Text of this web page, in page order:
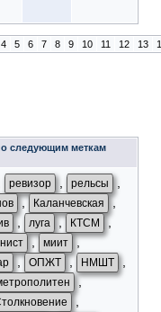
4 5 6 7 8 9 10 11 12 13
следующим меткам
ревизор рельсы
, Каланчевская
луга , КТСМ
, миит ,
, ОПЖТ , НМШТ
,